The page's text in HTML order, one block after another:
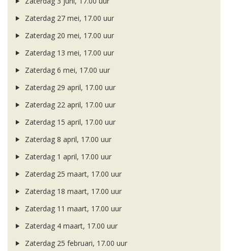
Zaterdag 27 mei, 17.00 uur
Zaterdag 20 mei, 17.00 uur
Zaterdag 13 mei, 17.00 uur
Zaterdag 6 mei, 17.00 uur
Zaterdag 29 april, 17.00 uur
Zaterdag 22 april, 17.00 uur
Zaterdag 15 april, 17.00 uur
Zaterdag 8 april, 17.00 uur
Zaterdag 1 april, 17.00 uur
Zaterdag 25 maart, 17.00 uur
Zaterdag 18 maart, 17.00 uur
Zaterdag 11 maart, 17.00 uur
Zaterdag 4 maart, 17.00 uur
Zaterdag 25 februari, 17.00 uur